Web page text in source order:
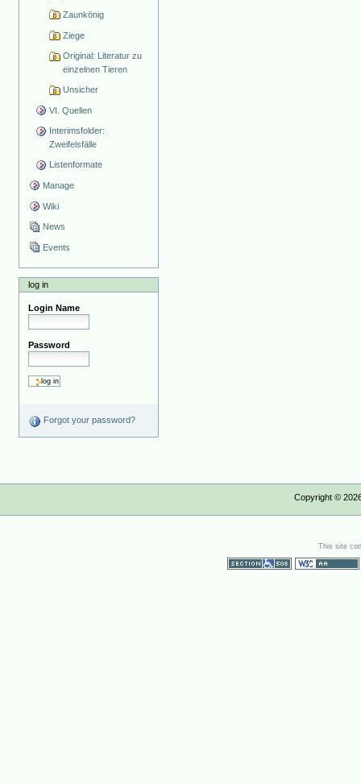
Zaunkönig
Ziege
Original: Literatur zu
einzelnen Tieren
Unsicher
VI. Quellen
Interimsfolder:
Zweifelsfälle
Listenformate
Manage
Wiki
News
Events
log in
Login Name
Password
Forgot your password?
Copyright ©
This site